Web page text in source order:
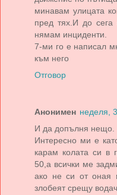
минавам улицата
пред тях.И до сега
нямам инциденти.
7-ми го е написал
към него
Отговор
Анонимен неделя,
И да допълня нещо.
Интересно ми е
карам колата си в
50,а всички ме
ако не си от оная
злобеят срещу